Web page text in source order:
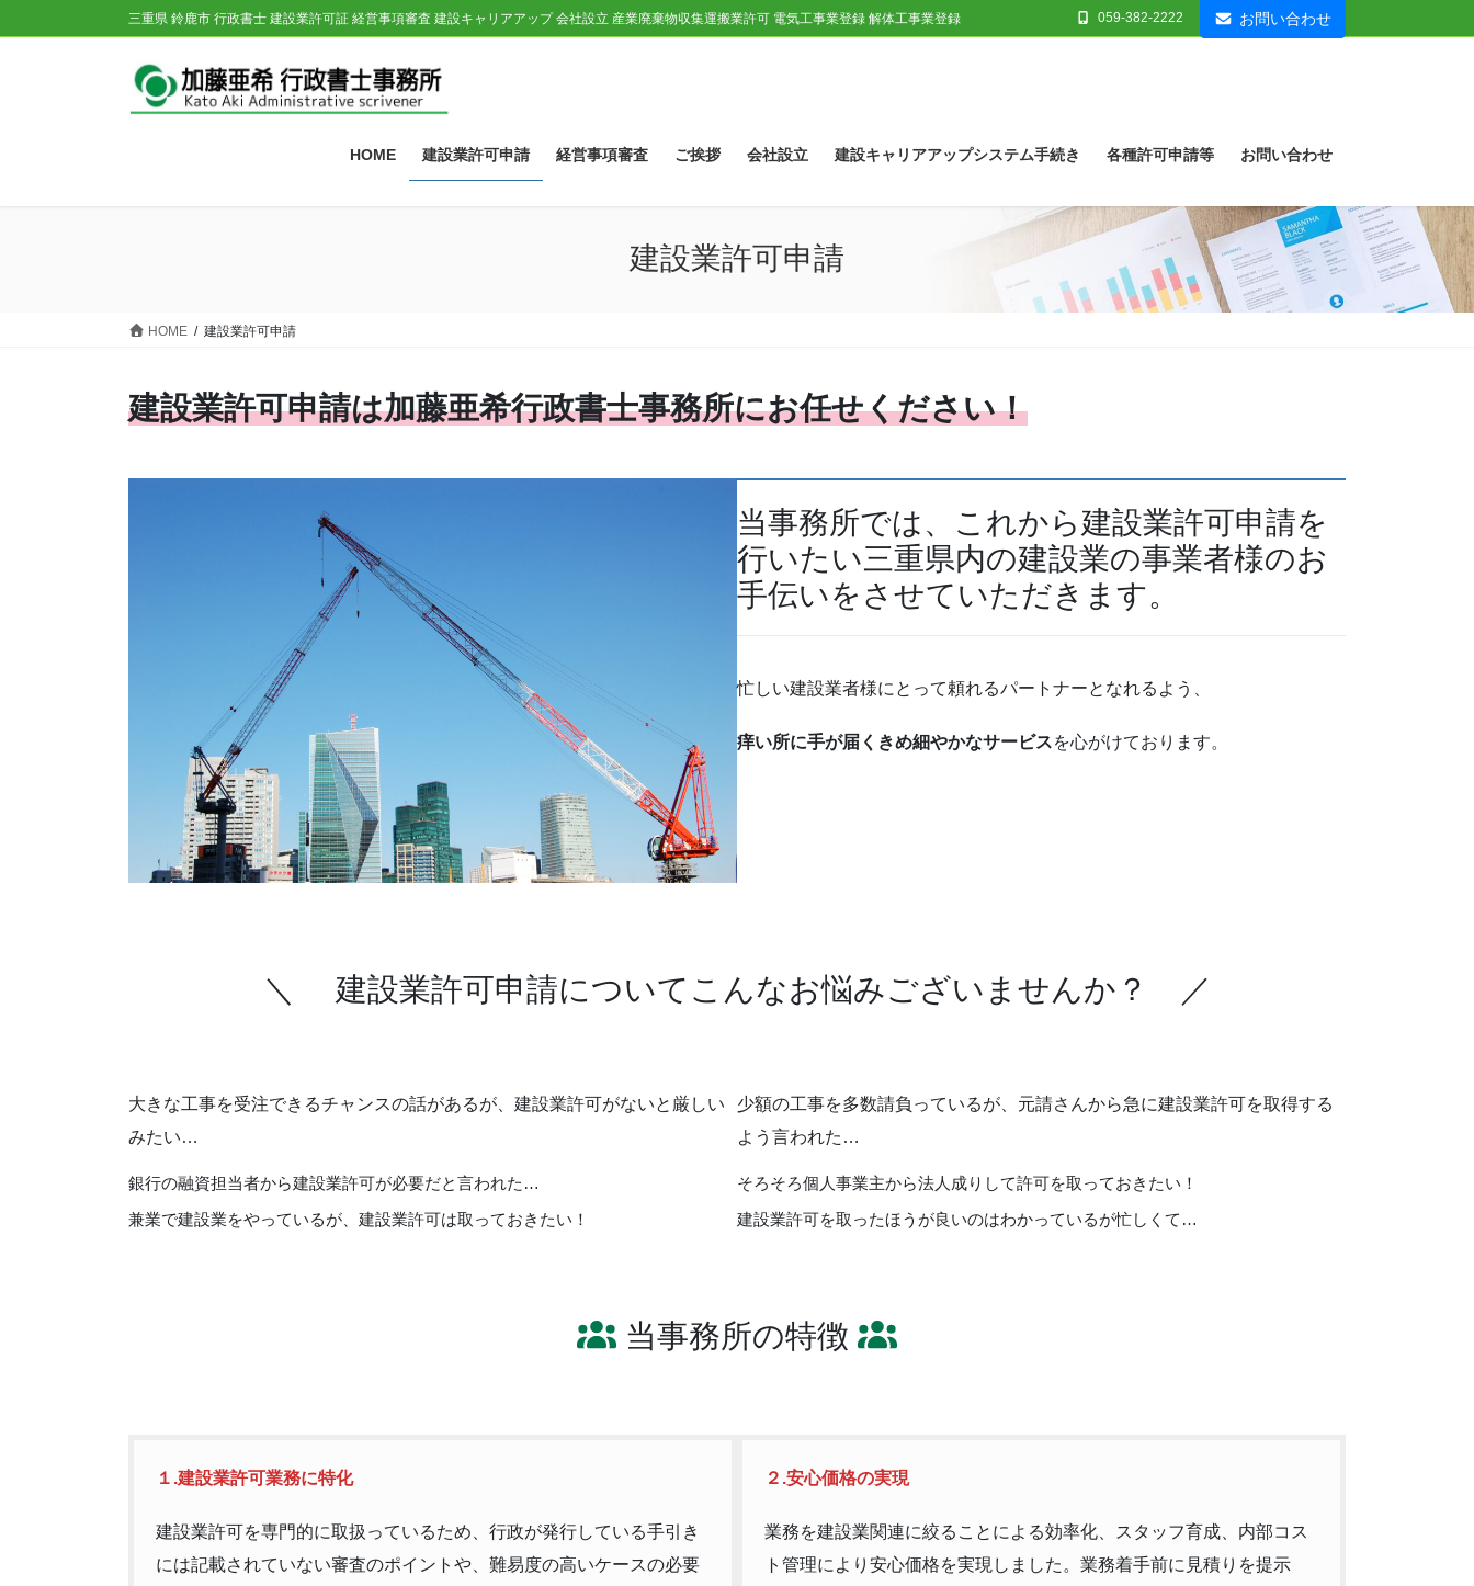
ン
ビ
三重県 鈴鹿市 行政書士 建設業許可証 経営事項審査 建設キャリアアップ 会社設立 産業廃棄物収集運搬業許可 電気工事業登録 解体工事業登録 059-382-2222 お問い合わせ
HOME 建設業許可申請 経営事項審査 ご挨拶 会社設立 建設キャリアアップシステム手続き 各種許可申請等 お問い合わせ
建設業許可申請
HOME 建設業許可申請
建設業許可申請は加藤亜希行政書士事務所にお任せください！
当事務所では、これから建設業許可申請を
行いたい三重県内の建設業の事業者様のお
手伝いをさせていただきます。
忙しい建設業者様にとって頼れるパートナーとなれるよう、
痒い所に手が届くきめ細やかなサービスを心がけております。
＼ 建設業許可申請についてこんなお悩みございませんか？ ／
大きな工事を受注できるチャンスの話があるが、建設業許可がないと厳しい
みたい…
少額の工事を多数請負っているが、元請さんから急に建設業許可を取得する
よう言われた…
銀行の融資担当者から建設業許可が必要だと言われた…
そろそろ個人事業主から法人成りして許可を取っておきたい！
兼業で建設業をやっているが、建設業許可は取っておきたい！
建設業許可を取ったほうが良いのはわかっているが忙しくて…
当事務所の特徴
１.建設業許可業務に特化
建設業許可を専門的に取扱っているため、行政が発行している手引き
には記載されていない審査のポイントや、難易度の高いケースの必要
２.安心価格の実現
業務を建設業関連に絞ることによる効率化、スタッフ育成、内部コス
ト管理により安心価格を実現しました。業務着手前に見積りを提示